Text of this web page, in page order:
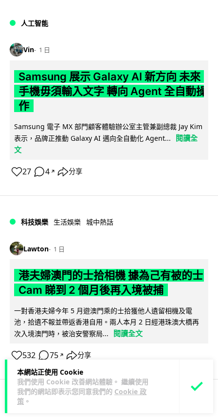
本網站正使用 Cookie
我們使用 Cookie 改善網站體驗。 繼續使用
我們的網站即表示您同意我們的 Cookie 政
策 。
人工智能
Vin 1 日
Samsung 展示 Galaxy AI 新方向 未來
手機毋須輸入文字 轉向 Agent 全自動操
作
Samsung 電子 MX 部門顧客體驗辦公室主管兼副總裁 Jay Kim
表示，品牌正推動 Galaxy AI 邁向全自動化 Agent...
閱讀全
文
27 4 ↗ 分享
科技娛樂 生活娛樂 城中熱話
Lawton 1 日
港夫婦澳門的士拾相機 據為己有被的士
Cam 睇到 2 個月後再入境被捕
一對香港夫婦今年 5 月遊澳門乘的士拾獲他人遺留相機及電
池，拾遺不報並帶返香港自用。兩人本月 2 日經港珠澳大橋再
次入境澳門時，被治安警察局...
閱讀全文
532 75 ↗ 分享
3C科技